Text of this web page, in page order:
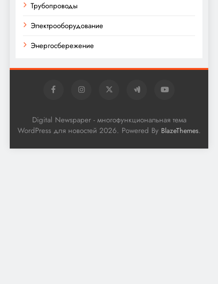
Трубопроводы
Электрооборудование
Энергосбережение
Digital Newspaper - многофункциональная тема
WordPress для новостей 2026. Powered By BlazeThemes.